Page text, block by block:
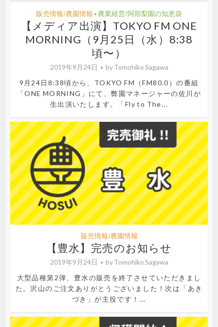
販売情報/農園情報 • 農業経営/阿部梨園の知恵袋
【メディア出演】TOKYO FM ONE
MORNING（9月25日（水）8:38
頃〜）
2019年9月24日 byTomohiko Sagawa
9月24日8:38頃から、TOKYO FM（FM80.0）の番組
「ONE MORNING」にて、弊園マネージャーの佐川が
生出演いたします。「Fly to The...
販売情報/農園情報
【豊水】完売のお知らせ
2019年9月24日 byTomohiko Sagawa
大型品種第2弾、豊水の販売を終了させていただきまし
た。沢山のご注文ありがとうございました！次は「あき
づき」が主役です！...